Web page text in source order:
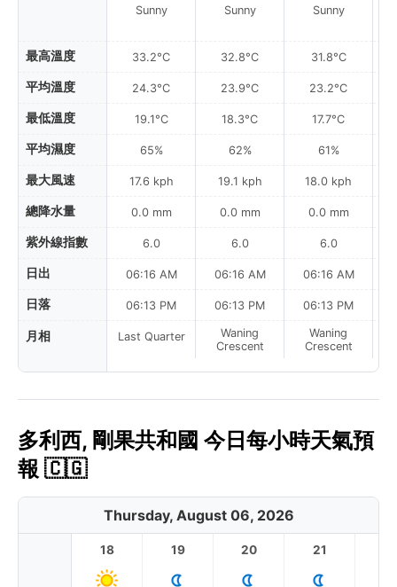
最高溫度
平均溫度
最低溫度
平均濕度
最大風速
總降水量
紫外線指數
日出
日落
月相
Sunny
33.2°C
24.3°C
19.1°C
65%
17.6 kph
0.0 mm
6.0
06:16 AM
06:13 PM
Last Quarter
Sunny
32.8°C
23.9°C
18.3°C
62%
19.1 kph
0.0 mm
6.0
06:16 AM
06:13 PM
Waning
Crescent
Sunny
31.8°C
23.2°C
17.7°C
61%
18.0 kph
0.0 mm
6.0
06:16 AM
06:13 PM
Waning
Crescent
多利西, 剛果共和國 今日每小時天氣預
報 🇨🇬
Thursday, August 06, 2026
18 19 20 21